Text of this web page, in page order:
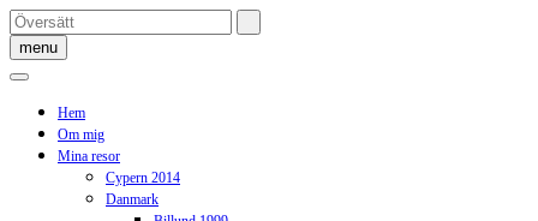
Skip
to
content
menu
Hem
Om mig
Mina resor
Cypern 2014
Danmark